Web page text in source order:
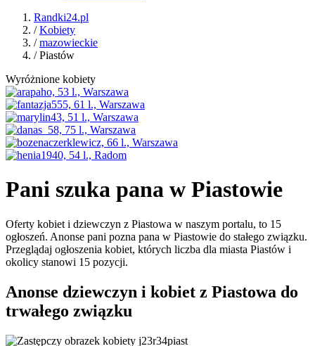
Randki24.pl
/Kobiety
/mazowieckie
/ Piastów
Wyróżnione kobiety
Pani szuka pana w Piastowie
Oferty kobiet i dziewczyn z Piastowa w naszym portalu, to 15
ogłoszeń. Anonse pani pozna pana w Piastowie do stałego związku.
Przeglądaj ogłoszenia kobiet, których liczba dla miasta Piastów i
okolicy stanowi 15 pozycji.
Anonse dziewczyn i kobiet z Piastowa do
trwałego związku